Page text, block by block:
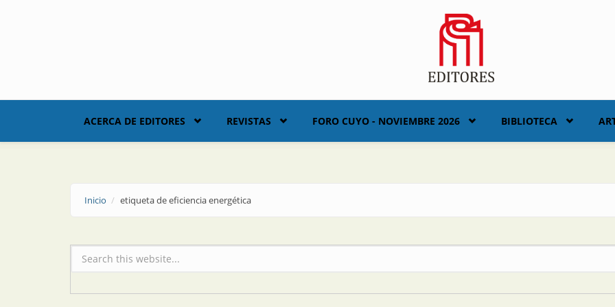
ACERCA DE EDITORES REVISTAS FORO CUYO - NOVIEMBRE 2026 BIBLIOTECA
Inicio etiqueta de eficiencia energética
Formulario de búsqueda